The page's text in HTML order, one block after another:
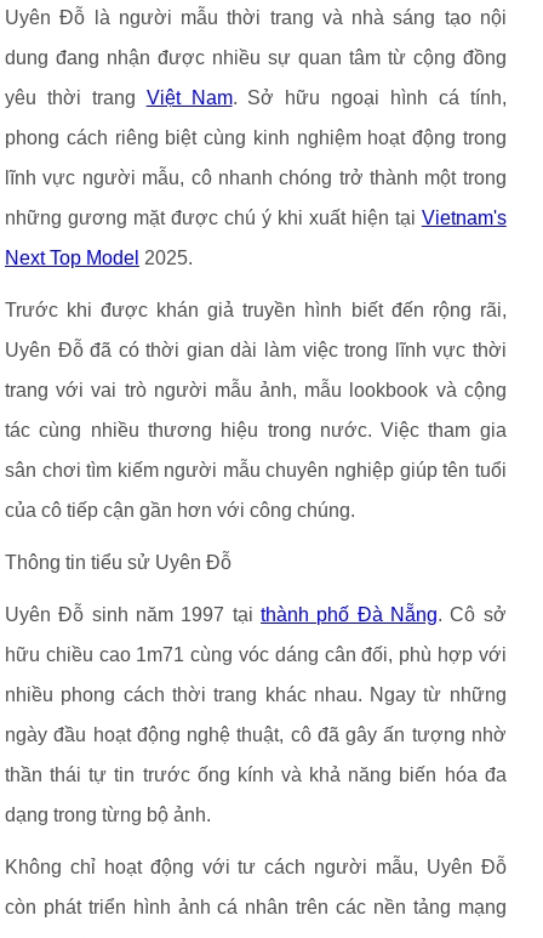
Uyên Đỗ là người mẫu thời trang và nhà sáng tạo nội
dung đang nhận được nhiều sự quan tâm từ cộng đồng
yêu thời trang Việt Nam. Sở hữu ngoại hình cá tính,
phong cách riêng biệt cùng kinh nghiệm hoạt động trong
lĩnh vực người mẫu, cô nhanh chóng trở thành một trong
những gương mặt được chú ý khi xuất hiện tại Vietnam's
Next Top Model 2025.
Trước khi được khán giả truyền hình biết đến rộng rãi,
Uyên Đỗ đã có thời gian dài làm việc trong lĩnh vực thời
trang với vai trò người mẫu ảnh, mẫu lookbook và cộng
tác cùng nhiều thương hiệu trong nước. Việc tham gia
sân chơi tìm kiếm người mẫu chuyên nghiệp giúp tên tuổi
của cô tiếp cận gần hơn với công chúng.
Thông tin tiểu sử Uyên Đỗ
Uyên Đỗ sinh năm 1997 tạithành phố Đà Nẵng. Cô sở
hữu chiều cao 1m71 cùng vóc dáng cân đối, phù hợp với
nhiều phong cách thời trang khác nhau. Ngay từ những
ngày đầu hoạt động nghệ thuật, cô đã gây ấn tượng nhờ
thần thái tự tin trước ống kính và khả năng biến hóa đa
dạng trong từng bộ ảnh.
Không chỉ hoạt động với tư cách người mẫu, Uyên Đỗ
còn phát triển hình ảnh cá nhân trên các nền tảng mạng